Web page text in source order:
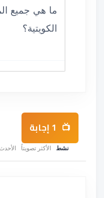
ما هي جميع
الكويتية؟
1إجابة
نشط الأكثر تصويتاً الأحدث